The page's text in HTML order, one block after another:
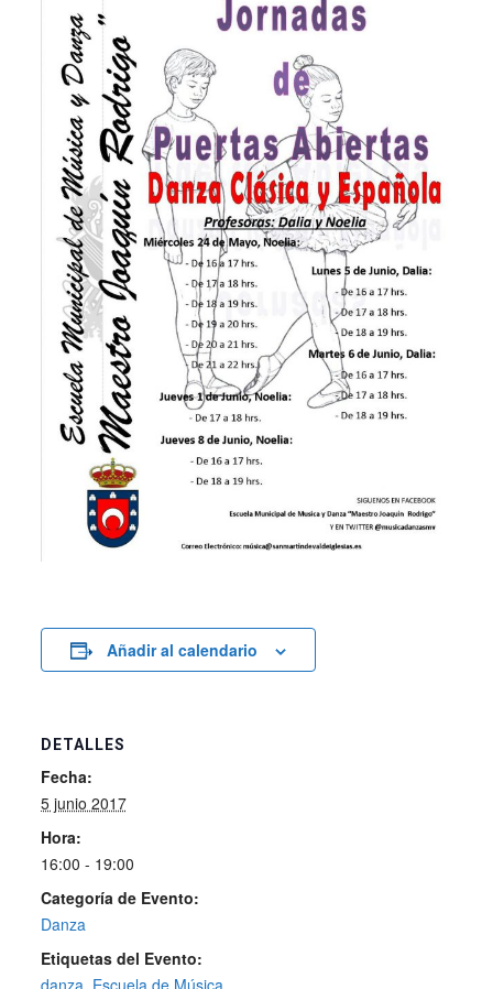
Añadir al calendario
DETALLES
Fecha:
5 junio 2017
Hora:
16:00 - 19:00
Categoría de Evento:
Danza
Etiquetas del Evento: